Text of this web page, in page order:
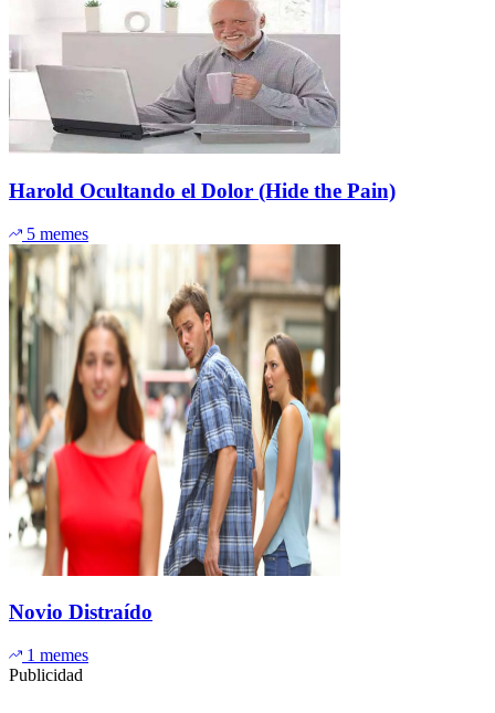
Harold Ocultando el Dolor (Hide the Pain)
5 memes
Novio Distraído
1 memes
Publicidad